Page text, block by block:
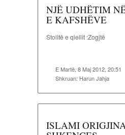
NJË UDHËTIM
E KAFSHËVE
Stolitë e qiellit :Zogjtë
E Martë, 8 Maj 2012, 20:51
Shkruan: Harun Jahja
ISLAMI